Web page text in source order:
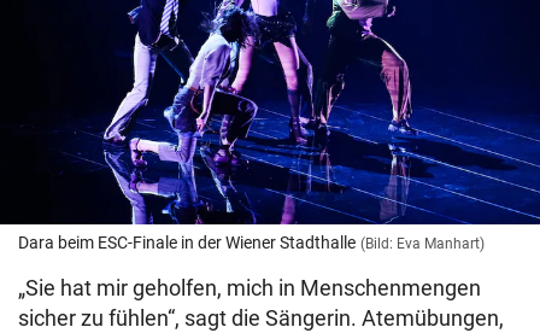
Dara beim ESC-Finale in der Wiener Stadthalle (Bild: Eva Manhart)
„Sie hat mir geholfen, mich in Menschenmengen
sicher zu fühlen“, sagt die Sängerin. Atemübungen,